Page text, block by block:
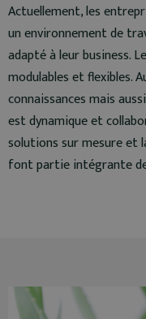
Actuellement, les
un environnement de
adapté à leur business.
modulables et flexibles.
connaissances mais
est dynamique et
solutions sur mesure et
font partie intégrante